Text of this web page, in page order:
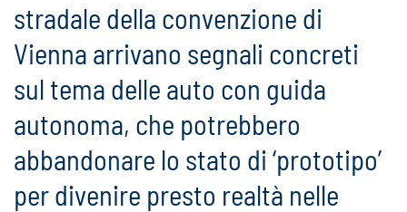
stradale della convenzione di
Vienna arrivano segnali concreti
sul tema delle auto con guida
autonoma, che potrebbero
abbandonare lo stato di ‘prototipo’
per divenire presto realtà nelle